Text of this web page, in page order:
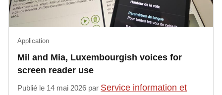
Mil and Mia, Luxembourgish voices for
screen reader use
Application
Publié le 14 mai 2026 par Service information et